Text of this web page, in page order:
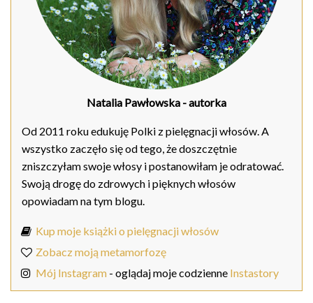
Natalia Pawłowska - autorka
Od 2011 roku edukuję Polki z pielęgnacji włosów. A
wszystko zaczęło się od tego, że doszczętnie
zniszczyłam swoje włosy i postanowiłam je odratować.
Swoją drogę do zdrowych i pięknych włosów
opowiadam na tym blogu.
Kup moje książki o pielęgnacji włosów
Zobacz moją metamorfozę
Mój Instagram - oglądaj moje codzienne Instastory